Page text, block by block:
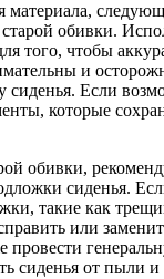
материала,
обивки.
того, чтобы
и
сиденья. Если
которые
обивки,
сиденья.
такие как
или
провести
сиденья от пыли и